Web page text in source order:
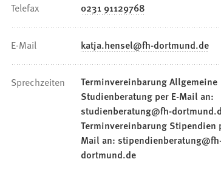
Telefax 0231 91129768
E-Mail katja.hensel fh-dortmund de
Sprechzeiten
Terminvereinbarung Allgemeine
Studienberatung per E-Mail an:
studienberatung@fh-
Terminvereinbarung Stipendien
Mail an:
dortmund.de